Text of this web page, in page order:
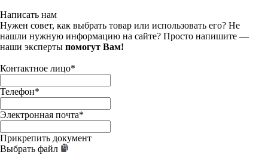
Написать нам
Нужен совет, как выбрать товар или использовать его? Не
нашли нужную информацию на сайте? Просто напишите —
наши эксперты помогут Вам!
Контактное лицо*
Телефон*
Электронная почта*
Прикрепить документ
Выбрать файл